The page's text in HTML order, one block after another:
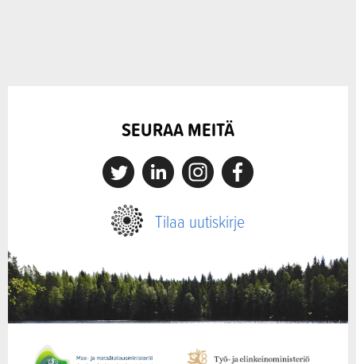
SEURAA MEITÄ
X LinkedinInstagramFacebook
Tilaa uutiskirje